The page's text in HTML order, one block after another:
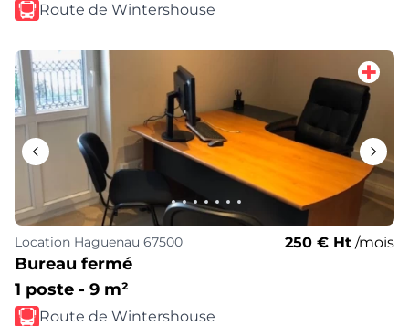
Route de Wintershouse
Location Haguenau 67500 250 € Ht /mois
Bureau fermé
1 poste - 9 m²
Route de Wintershouse